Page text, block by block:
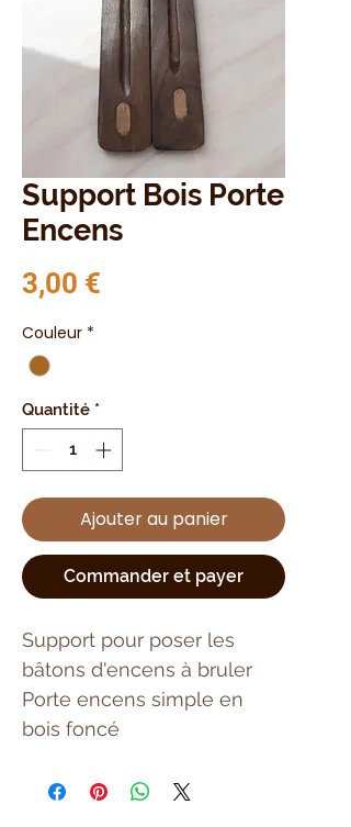
Support Bois Porte
Encens
3,00 €
Couleur *
Quantité *
Ajouter au panier
Commander et payer
Support pour poser les
bâtons d'encens à bruler
Porte encens simple en
bois foncé